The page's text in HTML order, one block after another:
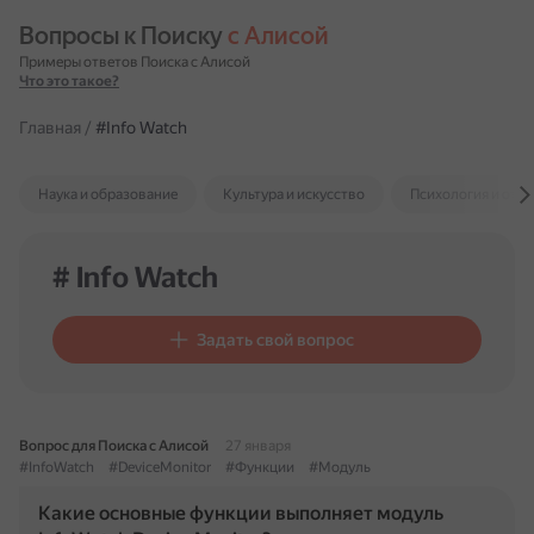
Вопросы к Поиску с Алисой
Примеры ответов Поиска с Алисой
Что это такое?
Главная / #Info Watch
Наука и образование Культура и искусство Психология и
# Info Watch
Задать свой вопрос
Вопрос для Поиска с Алисой
27 января
#InfoWatch
#DeviceMonitor #Функции #Модуль
Какие основные функции выполняет модуль